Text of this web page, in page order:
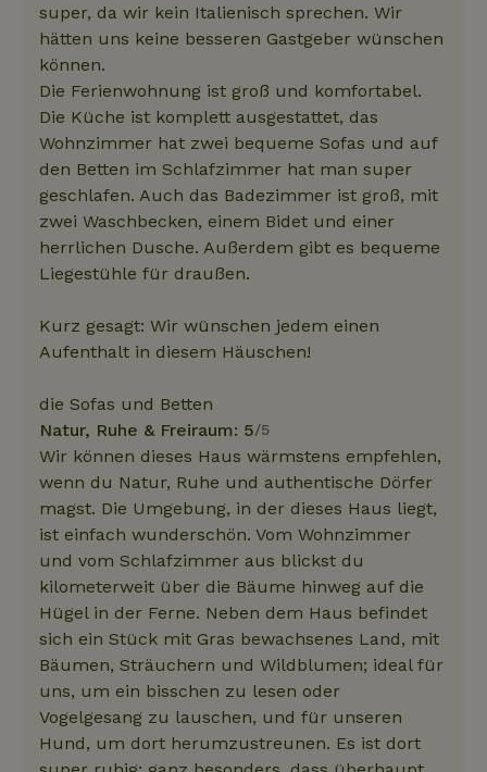
super, da wir kein Italienisch sprechen. Wir
hätten uns keine besseren Gastgeber wünschen
können.
Die Ferienwohnung ist groß und komfortabel.
Die Küche ist komplett ausgestattet, das
Wohnzimmer hat zwei bequeme Sofas und auf
den Betten im Schlafzimmer hat man super
geschlafen. Auch das Badezimmer ist groß, mit
zwei Waschbecken, einem Bidet und einer
herrlichen Dusche. Außerdem gibt es bequeme
Liegestühle für draußen.
Kurz gesagt: Wir wünschen jedem einen
Aufenthalt in diesem Häuschen!
die Sofas und Betten
Natur, Ruhe & Freiraum: 5/5
Wir können dieses Haus wärmstens empfehlen,
wenn du Natur, Ruhe und authentische Dörfer
magst. Die Umgebung, in der dieses Haus liegt,
ist einfach wunderschön. Vom Wohnzimmer
und vom Schlafzimmer aus blickst du
kilometerweit über die Bäume hinweg auf die
Hügel in der Ferne. Neben dem Haus befindet
sich ein Stück mit Gras bewachsenes Land, mit
Bäumen, Sträuchern und Wildblumen; ideal für
uns, um ein bisschen zu lesen oder
Vogelgesang zu lauschen, und für unseren
Hund, um dort herumzustreunen. Es ist dort